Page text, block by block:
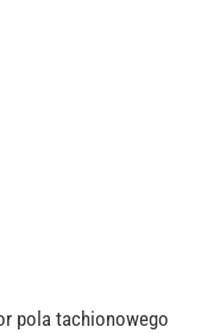
pola tachionowego